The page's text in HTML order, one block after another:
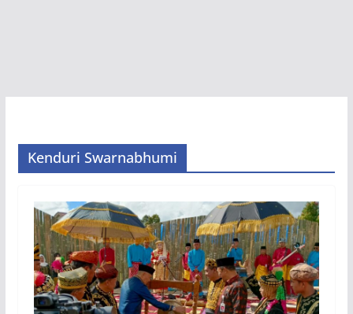
Kenduri Swarnabhumi